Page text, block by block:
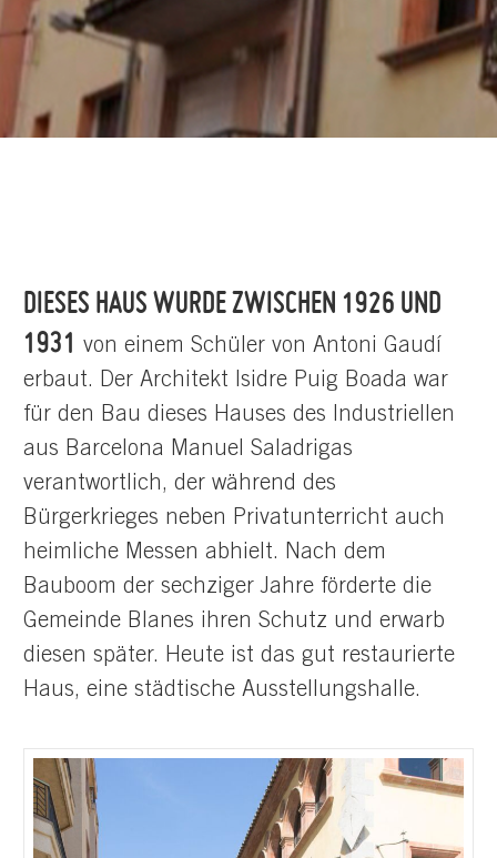
DIESES HAUS WURDE ZWISCHEN 1926 UND
1931 von einem Schüler von Antoni Gaudí
erbaut. Der Architekt Isidre Puig Boada war
für den Bau dieses Hauses des Industriellen
aus Barcelona Manuel Saladrigas
verantwortlich, der während des
Bürgerkrieges neben Privatunterricht auch
heimliche Messen abhielt. Nach dem
Bauboom der sechziger Jahre förderte die
Gemeinde Blanes ihren Schutz und erwarb
diesen später. Heute ist das gut restaurierte
Haus, eine städtische Ausstellungshalle.